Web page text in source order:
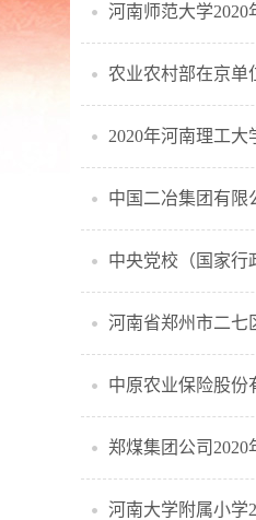
河南师范大学2020
农业农村部在京单
2020年河南理工
中国二冶集团有限
中央党校（国家行
河南省郑州市二七
中原农业保险股份
郑煤集团公司2020
河南大学附属小学